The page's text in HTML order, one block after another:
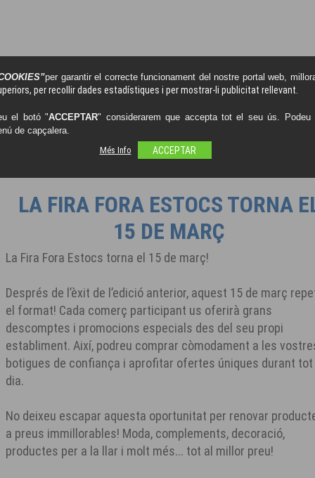
LA FIRA FORA ESTOCS TORNA
15 DE MARÇ
La Fira Fora Estocs torna el 15 de març!
Després de l’èxit de l’edició anterior, aquest 15 de març
el format! Cada comerç participant us oferirà grans
descomptes i promocions especials des del seu propi
establiment. Així, podreu comprar còmodament a les
botigues de confiança i aprofitar ofertes úniques durant tot
dia.
No deixeu escapar aquesta oportunitat per renovar
a preus immillorables! Moda, complements, decoració,
productes per a la llar i molt més... tot al millor preu!
per garantir el correcte funcionament del nostre portal web,
per recollir dades estadístiques i per mostrar-li publicitat rellevant.
el botó "ACCEPTAR" considerarem que accepta tot el seu ús.
de capçalera.
Més Info
ACCEPTAR